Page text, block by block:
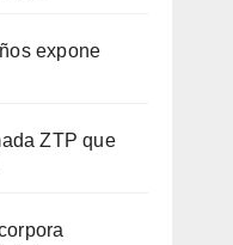
expone
ZTP que